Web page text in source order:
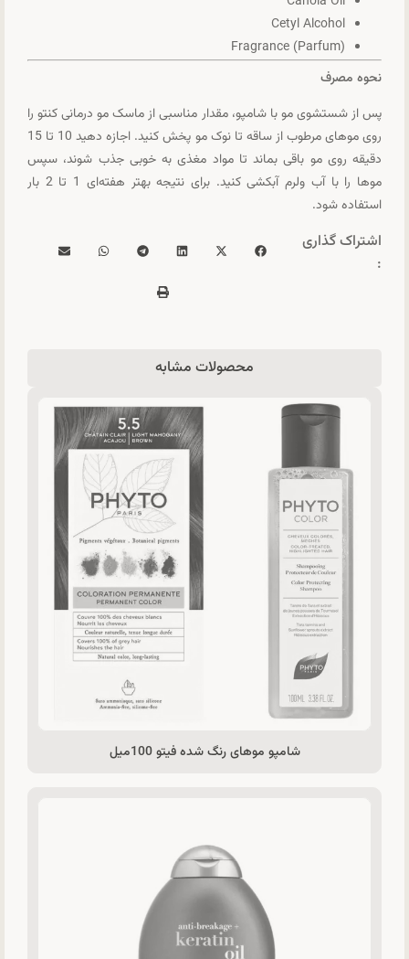
Cetyl Alcohol
Fragrance (Parfum)
نحوه مصرف
پس از شستشوی مو با شامپو، مقدار مناسبی از ماسک مو درمانی کنتو را
روی موهای مرطوب از ساقه تا نوک مو پخش کنید. اجازه دهید 10 تا 15
دقیقه روی مو باقی بماند تا مواد مغذی به خوبی جذب شوند، سپس
موها را با آب ولرم آبکشی کنید. برای نتیجه بهتر هفته‌ای 1 تا 2 بار
استفاده شود.
اشتراک گذاری
:
محصولات مشابه
شامپو موهای رنگ شده فیتو 100میل